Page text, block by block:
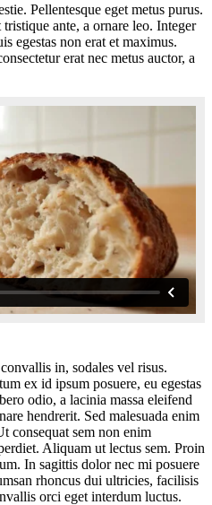
Pellentesque eget metus purus.
ante, a ornare leo. Integer
egestas non erat et maximus.
erat nec metus auctor, a
in, sodales vel risus.
ex id ipsum posuere, eu egestas
odio, a lacinia massa eleifend
hendrerit. Sed malesuada enim
consequat sem non enim
Aliquam ut lectus sem. Proin
In sagittis dolor nec mi posuere
rhoncus dui ultricies, facilisis
orci eget interdum luctus.